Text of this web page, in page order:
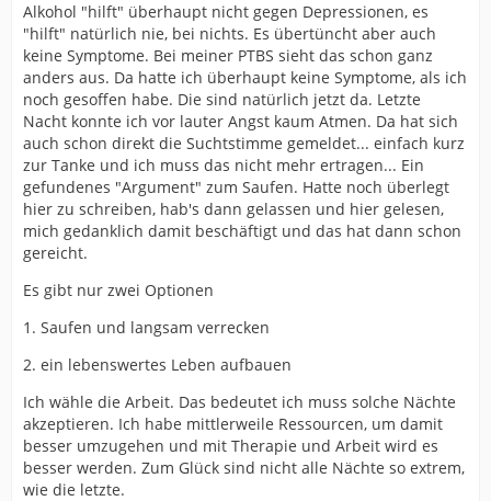
Alkohol "hilft" überhaupt nicht gegen Depressionen, es
"hilft" natürlich nie, bei nichts. Es übertüncht aber auch
keine Symptome. Bei meiner PTBS sieht das schon ganz
anders aus. Da hatte ich überhaupt keine Symptome, als ich
noch gesoffen habe. Die sind natürlich jetzt da. Letzte
Nacht konnte ich vor lauter Angst kaum Atmen. Da hat sich
auch schon direkt die Suchtstimme gemeldet... einfach kurz
zur Tanke und ich muss das nicht mehr ertragen... Ein
gefundenes "Argument" zum Saufen. Hatte noch überlegt
hier zu schreiben, hab's dann gelassen und hier gelesen,
mich gedanklich damit beschäftigt und das hat dann schon
gereicht.
Es gibt nur zwei Optionen
1. Saufen und langsam verrecken
2. ein lebenswertes Leben aufbauen
Ich wähle die Arbeit. Das bedeutet ich muss solche Nächte
akzeptieren. Ich habe mittlerweile Ressourcen, um damit
besser umzugehen und mit Therapie und Arbeit wird es
besser werden. Zum Glück sind nicht alle Nächte so extrem,
wie die letzte.